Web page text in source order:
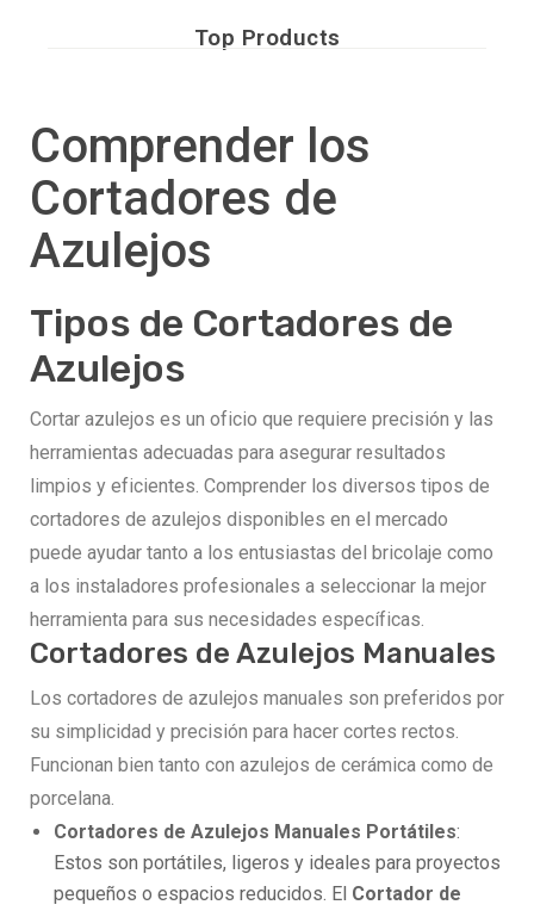
Top Products
Comprender los
Cortadores de
Azulejos
Tipos de Cortadores de
Azulejos
Cortar azulejos es un oficio que requiere precisión y las
herramientas adecuadas para asegurar resultados
limpios y eficientes. Comprender los diversos tipos de
cortadores de azulejos disponibles en el mercado
puede ayudar tanto a los entusiastas del bricolaje como
a los instaladores profesionales a seleccionar la mejor
herramienta para sus necesidades específicas.
Cortadores de Azulejos Manuales
Los cortadores de azulejos manuales son preferidos por
su simplicidad y precisión para hacer cortes rectos.
Funcionan bien tanto con azulejos de cerámica como de
porcelana.
Cortadores de Azulejos Manuales Portátiles:
Estos son portátiles, ligeros y ideales para proyectos
pequeños o espacios reducidos. El Cortador de